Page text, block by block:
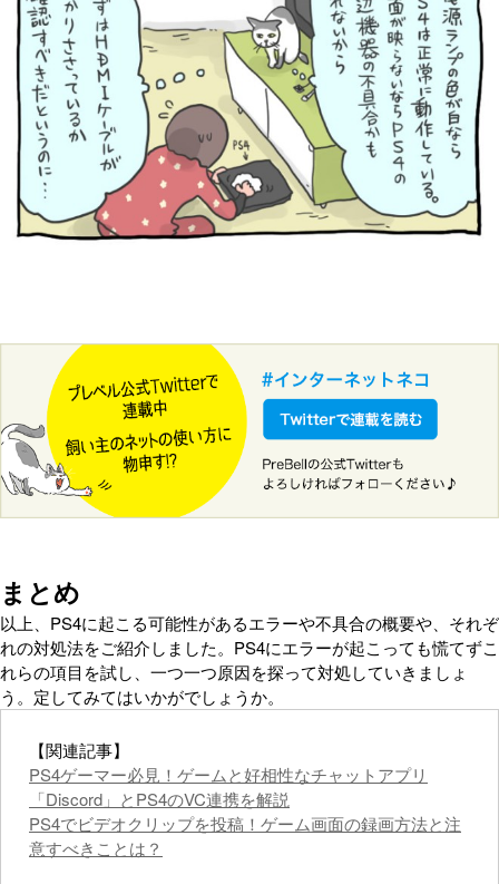
まとめ
以上、PS4に起こる可能性があるエラーや不具合の概要や、それぞ
れの対処法をご紹介しました。PS4にエラーが起こっても慌てずこ
れらの項目を試し、一つ一つ原因を探って対処していきましょ
う。定してみてはいかがでしょうか。
【関連記事】
PS4ゲーマー必見！ゲームと好相性なチャットアプリ
「Discord」とPS4のVC連携を解説
PS4でビデオクリップを投稿！ゲーム画面の録画方法と注
意すべきことは？